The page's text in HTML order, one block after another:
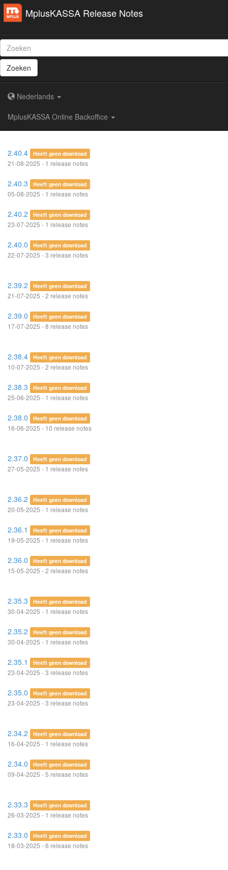
MplusKASSA Release Notes
Zoeken
Nederlands
MplusKASSA Online Backoffice
2.40.4 Heeft geen download
21-08-2025 - 1 release notes
2.40.3 Heeft geen download
05-08-2025 - 1 release notes
2.40.2 Heeft geen download
23-07-2025 - 1 release notes
2.40.0 Heeft geen download
22-07-2025 - 3 release notes
2.39.2 Heeft geen download
21-07-2025 - 2 release notes
2.39.0 Heeft geen download
17-07-2025 - 8 release notes
2.38.4 Heeft geen download
10-07-2025 - 2 release notes
2.38.3 Heeft geen download
25-06-2025 - 1 release notes
2.38.0 Heeft geen download
16-06-2025 - 10 release notes
2.37.0 Heeft geen download
27-05-2025 - 1 release notes
2.36.2 Heeft geen download
20-05-2025 - 1 release notes
2.36.1 Heeft geen download
19-05-2025 - 1 release notes
2.36.0 Heeft geen download
15-05-2025 - 2 release notes
2.35.3 Heeft geen download
30-04-2025 - 1 release notes
2.35.2 Heeft geen download
30-04-2025 - 1 release notes
2.35.1 Heeft geen download
23-04-2025 - 3 release notes
2.35.0 Heeft geen download
23-04-2025 - 3 release notes
2.34.2 Heeft geen download
16-04-2025 - 1 release notes
2.34.0 Heeft geen download
09-04-2025 - 5 release notes
2.33.3 Heeft geen download
26-03-2025 - 1 release notes
2.33.0 Heeft geen download
18-03-2025 - 6 release notes